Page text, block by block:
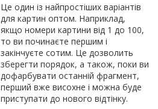
Це один із найпростіших варіантів
для картин оптом. Наприклад,
якщо номери картини від 1 до 100,
то ви починаєте першим і
закінчуєте сотим. Це дозволить
зберегти порядок, а також, поки ви
дофарбувати останній фрагмент,
перший вже висохне і можна буде
приступати до нового відтінку.